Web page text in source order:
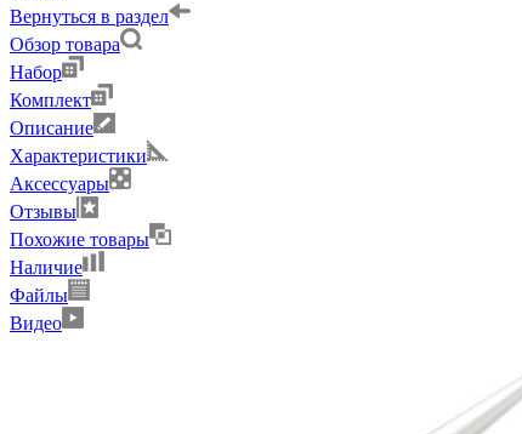
Вернуться в раздел
Обзор товара
Набор
Комплект
Описание
Характеристики
Аксессуары
Отзывы
Похожие товары
Наличие
Файлы
Видео